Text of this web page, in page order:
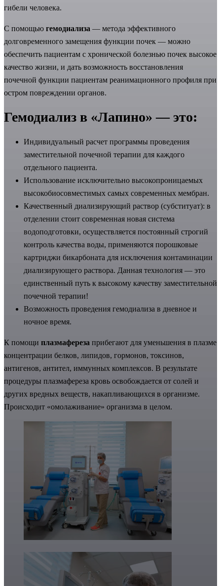
гибели человека.
С помощью гемодиализа — метода эффективного
долговременного замещения функции почек — можно
обеспечить пациентам с хронической болезнью почек высокое
качество жизни, и дать возможность восстановления
почечной функции пациентам реанимационного профиля при
остром повреждении органов.
Гемодиализ в «Лапино» — это:
Индивидуальный расчет программы проведения
заместительной почечной терапии для каждого
отдельного пациента.
Использование исключительно высокопроницаемых
высокобиосовместимых самых современных мембран.
Качественный диализирующий раствор (субституат): в
отделении стоит современная новая система
водоподготовки, осуществляется постоянный строгий
контроль качества воды, применяются порошковые
картриджи бикарбоната для исключения контаминации
диализирующего раствора. Данная технология — это
единственный путь к высокому качеству заместительной
почечной терапии!
Возможность проведения гемодиализа в дневное и
ночное время.
К помощи плазмафереза прибегают для уменьшения в плазме
концентрации белков, липидов, гормонов, токсинов,
антигенов, антител, иммунных комплексов. В результате
процедуры плазмафереза кровь освобождается от солей и
других вредных веществ, накапливающихся в организме.
Происходит «омолаживание» организма в целом.